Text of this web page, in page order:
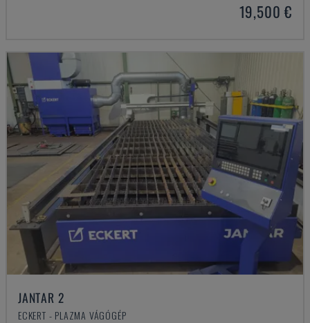
19,500 €
JANTAR 2
ECKERT - PLAZMA VÁGÓGÉP